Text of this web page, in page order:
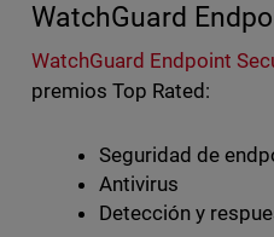
WatchGuard
WatchGuard Endpoint
premios Top Rated:
Seguridad de
Antivirus
Detección y